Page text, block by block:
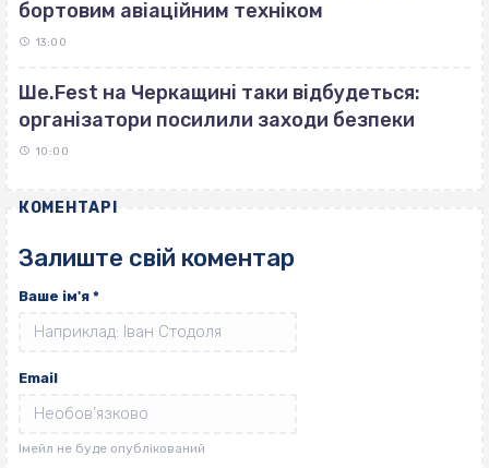
бортовим авіаційним техніком
13:00
Ше.Fest на Черкащині таки відбудеться:
організатори посилили заходи безпеки
10:00
КОМЕНТАРІ
Залиште свій коментар
Ваше ім'я *
Email